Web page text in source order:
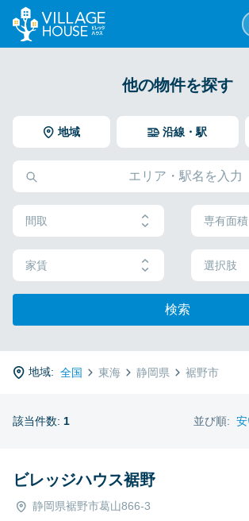
他の物件を探す
地域 沿線・駅
間取 専有面積
家賃 選択肢
検索
地域: 全国 東海 静岡県 裾野市
該当件数: 1 並び順:
ビレッジハウス裾野
静岡県裾野市葛山866-3